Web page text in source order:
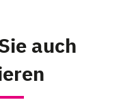
auch